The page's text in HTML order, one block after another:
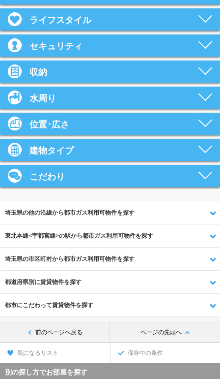
ライフスタイル
セキュリティ
収納
水周り
位置･広さ
建物タイプ
こだわり
埼玉県の他の沿線から都市ガス利用可物件を探す
東北本線<宇都宮線>の駅から都市ガス利用可物件を探す
埼玉県の市区町村から都市ガス利用可物件を探す
都道府県別に賃貸物件を探す
都市にこだわって賃貸物件を探す
前のページへ戻る ページの先頭へ
気になるリスト 保存中の条件
別の探し方でお部屋を探す